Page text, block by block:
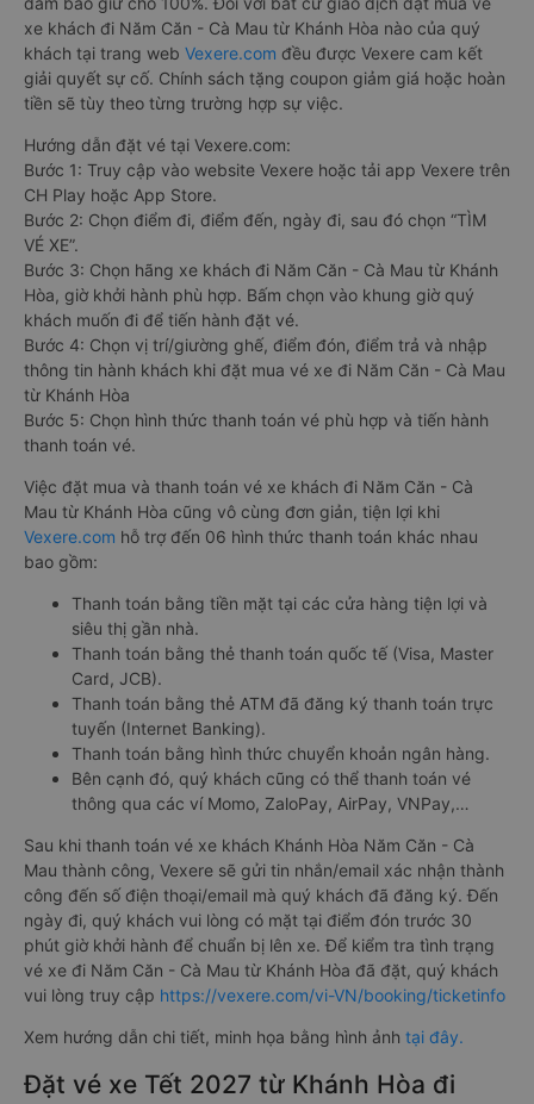
xe khách đi Năm Căn - Cà Mau từ Khánh Hòa nào của quý
khách tại trang web Vexere.com đều được Vexere cam kết
giải quyết sự cố. Chính sách tặng coupon giảm giá hoặc hoàn
tiền sẽ tùy theo từng trường hợp sự việc.
Hướng dẫn đặt vé tại Vexere.com:
Bước 1: Truy cập vào website Vexere hoặc tải app Vexere trên
CH Play hoặc App Store.
Bước 2: Chọn điểm đi, điểm đến, ngày đi, sau đó chọn “TÌM
VÉ XE”.
Bước 3: Chọn hãng xe khách đi Năm Căn - Cà Mau từ Khánh
Hòa, giờ khởi hành phù hợp. Bấm chọn vào khung giờ quý
khách muốn đi để tiến hành đặt vé.
Bước 4: Chọn vị trí/giường ghế, điểm đón, điểm trả và nhập
thông tin hành khách khi đặt mua vé xe đi Năm Căn - Cà Mau
từ Khánh Hòa
Bước 5: Chọn hình thức thanh toán vé phù hợp và tiến hành
thanh toán vé.
Việc đặt mua và thanh toán vé xe khách đi Năm Căn - Cà
Mau từ Khánh Hòa cũng vô cùng đơn giản, tiện lợi khi
Vexere.com hỗ trợ đến 06 hình thức thanh toán khác nhau
bao gồm:
Thanh toán bằng tiền mặt tại các cửa hàng tiện lợi và
siêu thị gần nhà.
Thanh toán bằng thẻ thanh toán quốc tế (Visa, Master
Card, JCB).
Thanh toán bằng thẻ ATM đã đăng ký thanh toán trực
tuyến (Internet Banking).
Thanh toán bằng hình thức chuyển khoản ngân hàng.
Bên cạnh đó, quý khách cũng có thể thanh toán vé
thông qua các ví Momo, ZaloPay, AirPay, VNPay,…
Sau khi thanh toán vé xe khách Khánh Hòa Năm Căn - Cà
Mau thành công, Vexere sẽ gửi tin nhắn/email xác nhận thành
công đến số điện thoại/email mà quý khách đã đăng ký. Đến
ngày đi, quý khách vui lòng có mặt tại điểm đón trước 30
phút giờ khởi hành để chuẩn bị lên xe. Để kiểm tra tình trạng
vé xe đi Năm Căn - Cà Mau từ Khánh Hòa đã đặt, quý khách
vui lòng truy cập https://vexere.com/vi-VN/booking/ticketinfo
Xem hướng dẫn chi tiết, minh họa bằng hình ảnh tại đây.
Đặt vé xe Tết 2027 từ Khánh Hòa đi